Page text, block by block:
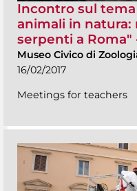
Incontro sul
animali in
serpenti a Roma"
Museo Civico di
16/02/2017
Meetings for teachers